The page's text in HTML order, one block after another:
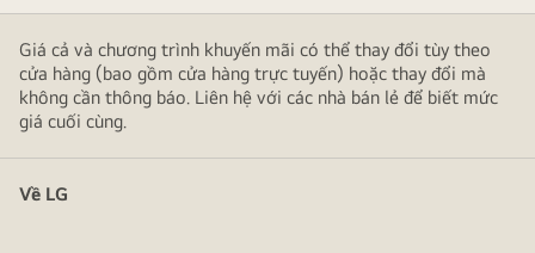
Giá cả và chương trình khuyến mãi có thể thay đổi tùy theo
cửa hàng (bao gồm cửa hàng trực tuyến) hoặc thay đổi mà
không cần thông báo. Liên hệ với các nhà bán lẻ để biết mức
giá cuối cùng.
Về LG